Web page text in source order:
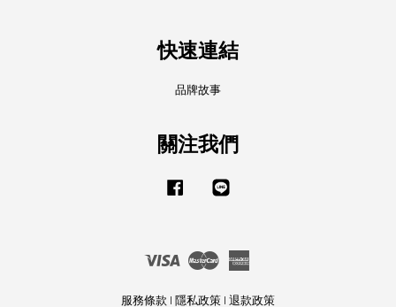
快速連結
品牌故事
關注我們
Facebook
Visa Master
服務條款 | 隱私政策 | 退款政策